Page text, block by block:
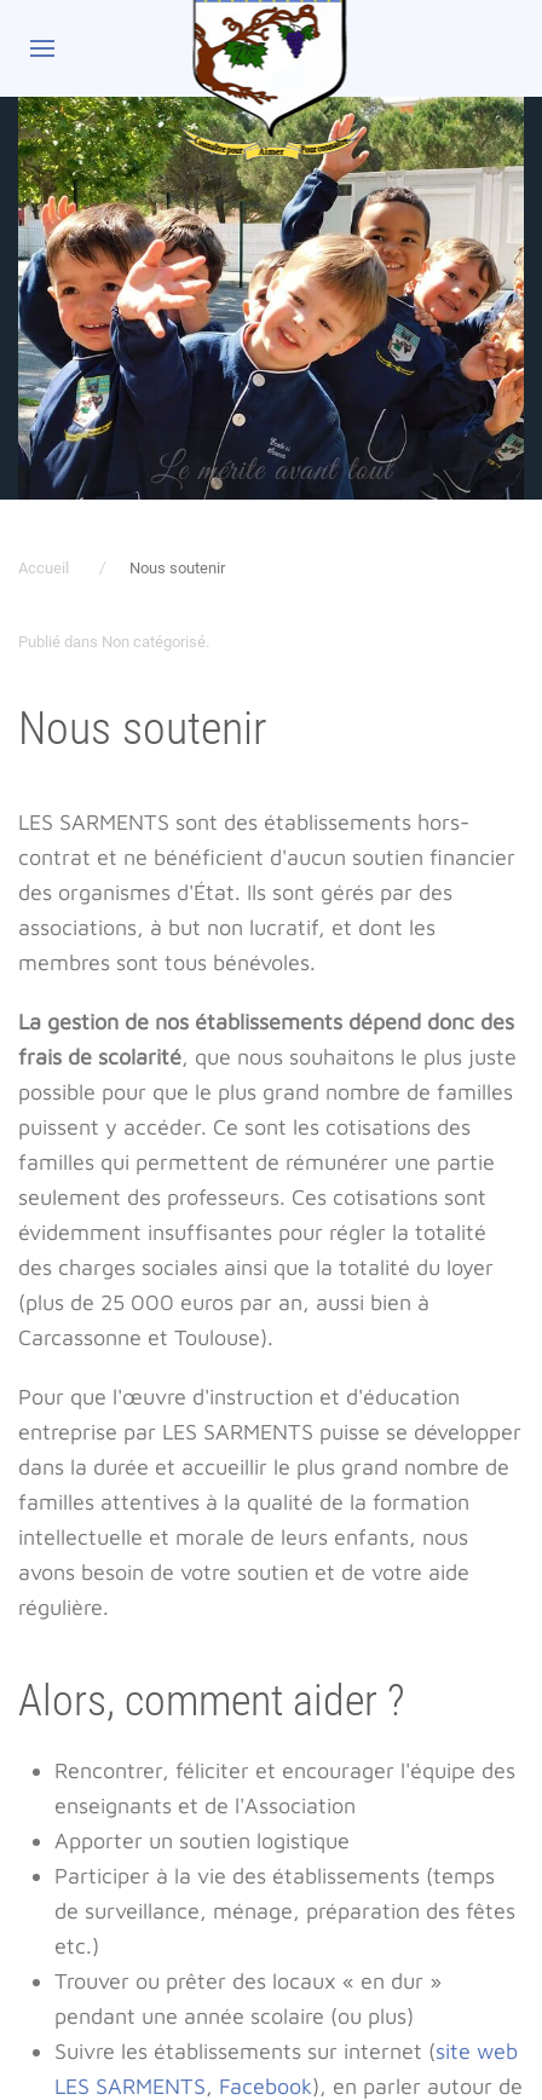
Le mérite avant tout
Accueil Nous soutenir
Publié dans Non catégorisé.
Nous soutenir
LES SARMENTS sont des établissements hors-
contrat et ne bénéficient d'aucun soutien financier
des organismes d'État. Ils sont gérés par des
associations, à but non lucratif, et dont les
membres sont tous bénévoles.
La gestion de nos établissements dépend donc des
frais de scolarité, que nous souhaitons le plus juste
possible pour que le plus grand nombre de familles
puissent y accéder. Ce sont les cotisations des
familles qui permettent de rémunérer une partie
seulement des professeurs. Ces cotisations sont
évidemment insuffisantes pour régler la totalité
des charges sociales ainsi que la totalité du loyer
(plus de 25 000 euros par an, aussi bien à
Carcassonne et Toulouse).
Pour que l'œuvre d'instruction et d'éducation
entreprise par LES SARMENTS puisse se développer
dans la durée et accueillir le plus grand nombre de
familles attentives à la qualité de la formation
intellectuelle et morale de leurs enfants, nous
avons besoin de votre soutien et de votre aide
régulière.
Alors, comment aider ?
Rencontrer, féliciter et encourager l'équipe des
enseignants et de l'Association
Apporter un soutien logistique
Participer à la vie des établissements (temps
de surveillance, ménage, préparation des fêtes
etc.)
Trouver ou prêter des locaux « en dur »
pendant une année scolaire (ou plus)
Suivre les établissements sur internet (site web
LES SARMENTS, Facebook), en parler autour de